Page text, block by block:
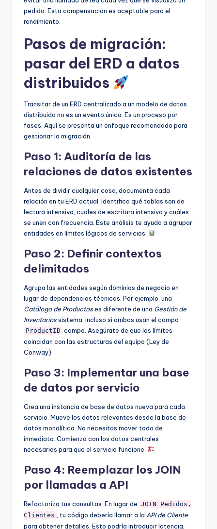
pedido. Esta compensación es aceptable para el
rendimiento.
Pasos de migración:
pasar del ERD a datos
distribuidos
Transitar de un ERD centralizado a un modelo de datos
distribuido no es un evento único. Es un proceso por
fases. Aquí se presenta un enfoque recomendado para
gestionar la migración.
Paso 1: Auditoría de las
relaciones de datos existentes
Antes de dividir cualquier cosa, documenta cada
relación en tu ERD actual. Identifica qué tablas son de
lectura intensiva, cuáles de escritura intensiva y cuáles
se unen con frecuencia. Este análisis te ayuda a agrupar
entidades en límites lógicos de servicios.
Paso 2: Definir contextos
delimitados
Agrupa las entidades según dominios de negocio en
lugar de dependencias técnicas. Por ejemplo, una
Catálogo de Productoses diferente de una Gestión de
Inventariossistema, incluso si ambas usan el campo
ProductID campo. Asegúrate de que los límites
coincidan con las estructuras del equipo (Ley de
Conway).
Paso 3: Implementar una base
de datos por servicio
Crea una instancia de base de datos nueva para cada
servicio. Mueve los datos relevantes desde la base de
datos monolítica. No necesitas mover todo de
inmediato. Comienza con los datos centrales
necesarios para que el servicio funcione.
Paso 4: Reemplazar los JOIN
por llamadas a API
Refactoriza tus consultas. En lugar de JOIN Pedidos,
Clientes
, tu código debería llamar a la API de Cliente
para obtener detalles. Esto podría introducir latencia,